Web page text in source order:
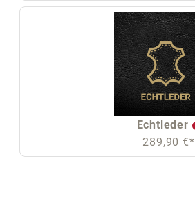
Echtleder
289,90 €*